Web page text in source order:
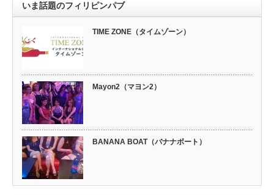
いま話題のフィリピンパブ
TIME ZONE（タイムゾーン）
Mayon2（マヨン2）
BANANA BOAT（バナナボート）